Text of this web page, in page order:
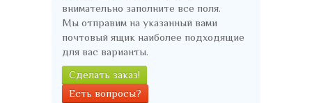
внимательно заполните все поля.
Мы отправим на указанный вами
почтовый ящик наиболее подходящие
для вас варианты.
Сделать заказ!
Есть вопросы?